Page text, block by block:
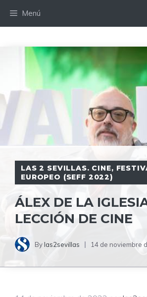
Menú
LAS 2 SEVILLAS. CINE,
EUROPEO (SEFF 2022)
ÁLEX DE LA
LECCIÓN DE CINE
By las2sevillas 14 de noviembre